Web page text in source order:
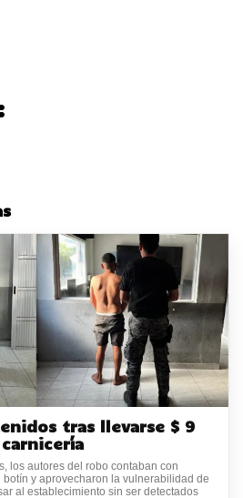
tras llevarse $ 9
los autores del robo contaban con
y aprovecharon la vulnerabilidad de
al establecimiento sin ser detectados